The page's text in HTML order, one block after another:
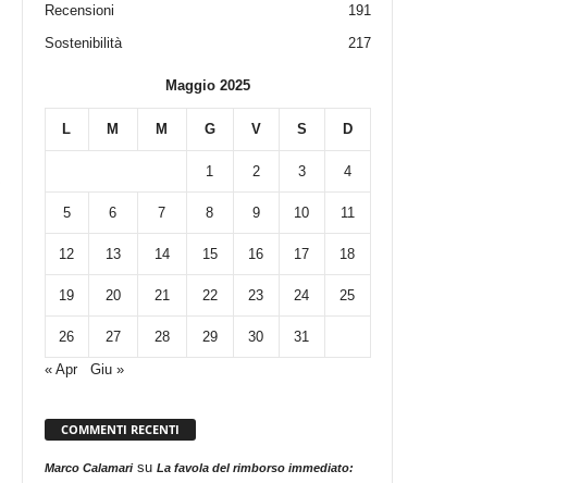
Recensioni
191
Sostenibilità
217
Maggio 2025
L M M G V S D
1 2 3 4
5 6 7 8 9 10 11
12 13 14 15 16 17 18
19 20 21 22 23 24 25
26 27 28 29 30
31
« Apr
Giu »
COMMENTI RECENTI
Marco Calamarisu La favola del rimborso immediato: